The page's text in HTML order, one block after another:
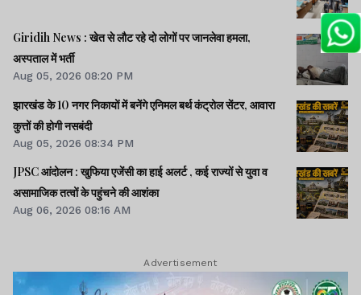
Giridih News : खेत से लौट रहे दो लोगों पर जानलेवा हमला,
अस्पताल में भर्ती
Aug 05, 2026 08:20 PM
झारखंड के 10 नगर निकायों में बनेंगे एनिमल बर्थ कंट्रोल सेंटर, आवारा
कुत्तों की होगी नसबंदी
Aug 05, 2026 08:34 PM
JPSC आंदोलन : खुफिया एजेंसी का हाई अलर्ट , कई राज्यों से युवा व
असामाजिक तत्वों के पहुंचने की आशंका
Aug 06, 2026 08:16 AM
Advertisement